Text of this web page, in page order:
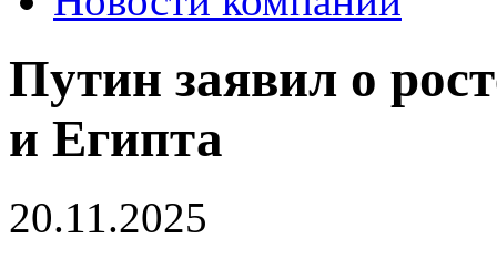
​Путин заявил о
и Египта
20.11.2025